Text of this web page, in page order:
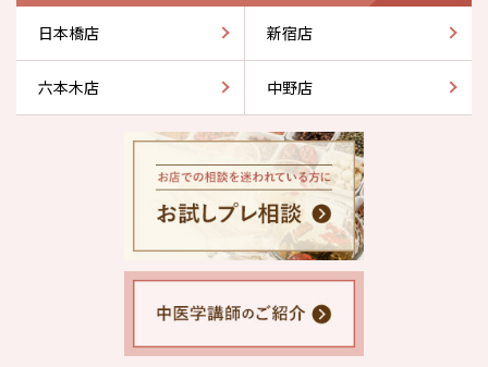
日本橋店 新宿店
六本木店 中野店